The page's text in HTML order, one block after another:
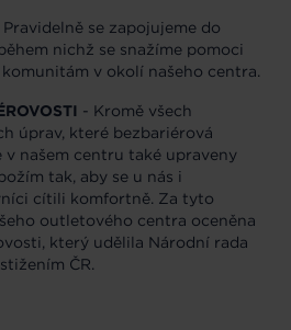
Pravidelně se zapojujeme do
nichž se snažíme pomoci
v okolí našeho centra.
- Kromě všech
úprav, které bezbariérová
v našem centru také upraveny
tak, aby se u nás i
cítili komfortně. Za tyto
outletového centra oceněna
který udělila Národní rada
ČR.